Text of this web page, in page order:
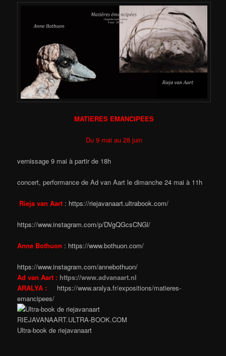
MATIERES EMANCIPEES
Du 9 mai au 28 juin
vernissage 9 mai à partir de 18h
concert, performance de Ad van Aart le dimanche 24 mai à 11h
Rieja van Aart : https://riejavanaart.ultrabook.com/
https://www.instagram.com/p/DVgQGcsCNGl/
Anne Bothuon : https://www.bothuon.com/
https://www.instagram.com/annebothuon/
Ad van Aart : https://www.advanaart.nl
ARALYA :
https://www.aralya.fr/expositions/matieres-
emancipees/
RIEJAVANAART.ULTRA-BOOK.COM
Ultra-book de riejavanaart